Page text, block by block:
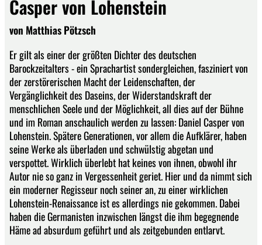
Casper von Lohenstein
von Matthias Pötzsch
Er gilt als einer der größten Dichter des deutschen
Barockzeitalters - ein Sprachartist sondergleichen, fasziniert von
der zerstörerischen Macht der Leidenschaften, der
Vergänglichkeit des Daseins, der Widerstandskraft der
menschlichen Seele und der Möglichkeit, all dies auf der Bühne
und im Roman anschaulich werden zu lassen: Daniel Casper von
Lohenstein. Spätere Generationen, vor allem die Aufklärer, haben
seine Werke als überladen und schwülstig abgetan und
verspottet. Wirklich überlebt hat keines von ihnen, obwohl ihr
Autor nie so ganz in Vergessenheit geriet. Hier und da nimmt sich
ein moderner Regisseur noch seiner an, zu einer wirklichen
Lohenstein-Renaissance ist es allerdings nie gekommen. Dabei
haben die Germanisten inzwischen längst die ihm begegnende
Häme ad absurdum geführt und als zeitgebunden entlarvt.